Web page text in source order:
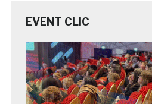
EVENT CLIC